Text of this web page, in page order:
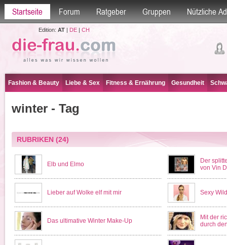
Startseite Forum Ratgeber Gruppen Nützliche
Edition: AT| DE| CH
Fashion & Beauty Liebe & Sex Fitness & Ernährung Gesundheit
winter - Tag
RUBRIKEN(24)
Elb und Elmo
Der
von Vin
Lieber auf Wolke elf mit mir Sexy
Das ultimative Winter Make-Up
Mit der
durch